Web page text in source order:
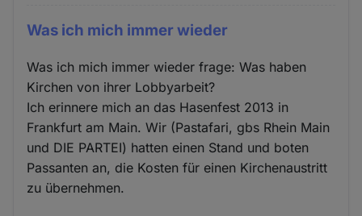
Was ich mich immer wieder
Was ich mich immer wieder frage: Was haben
Kirchen von ihrer Lobbyarbeit?
Ich erinnere mich an das Hasenfest 2013 in
Frankfurt am Main. Wir (Pastafari, gbs Rhein Main
und DIE PARTEI) hatten einen Stand und boten
Passanten an, die Kosten für einen Kirchenaustritt
zu übernehmen.